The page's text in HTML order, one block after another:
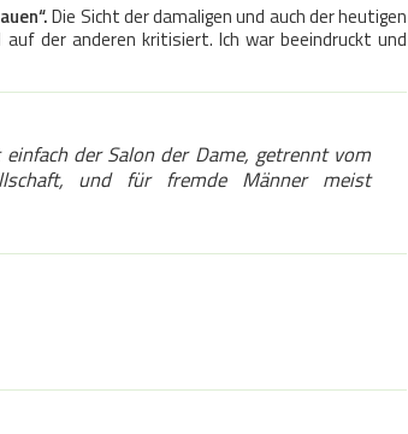
Die Sicht der damaligen und auch der heutigen
der anderen kritisiert. Ich war beeindruckt und
der Salon der Dame, getrennt vom
und für fremde Männer meist